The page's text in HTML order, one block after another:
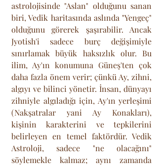
astrolojisinde "Aslan" olduğunu sanan
biri, Vedik haritasında aslında "Yengeç"
olduğunu görerek şaşırabilir. Ancak
Jyotish'i sadece burç değişimiyle
sınırlamak büyük haksızlık olur. Bu
ilim, Ay'ın konumuna Güneş'ten çok
daha fazla önem verir; çünkü Ay, zihni,
algıyı ve bilinci yönetir. İnsan, dünyayı
zihniyle algıladığı için, Ay'ın yerleşimi
(Nakşatralar yani Ay Konakları),
kişinin karakterini ve tepkilerini
belirleyen en temel faktördür. Vedik
Astroloji, sadece "ne olacağını"
söylemekle kalmaz; aynı zamanda